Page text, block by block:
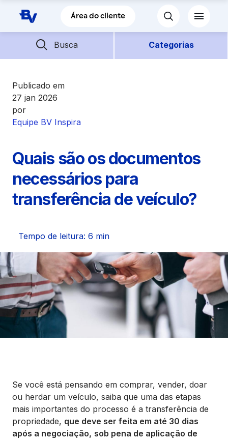
Pular para o Conteúdo principal
Área do cliente
Busca Categorias
Barra de busca
Descubra mais conteúdos
Empréstimos
Financiamentos
Parceiros BV
Vida Financeira
Canais Digitais
Publicado em
27 jan 2026
por
Equipe BV Inspira
Quais são os documentos
necessários para
transferência de veículo?
Tempo de leitura: 6 min
Se você está pensando em comprar, vender, doar
ou herdar um veículo, saiba que uma das etapas
mais importantes do processo é a transferência de
propriedade, que deve ser feita em até 30 dias
após a negociação, sob pena de aplicação de